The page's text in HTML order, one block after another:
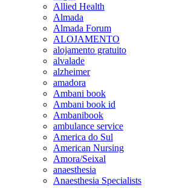
Allied Health
Almada
Almada Forum
ALOJAMENTO
alojamento gratuito
alvalade
alzheimer
amadora
Ambani book
Ambani book id
Ambanibook
ambulance service
America do Sul
American Nursing
Amora/Seixal
anaesthesia
Anaesthesia Specialists